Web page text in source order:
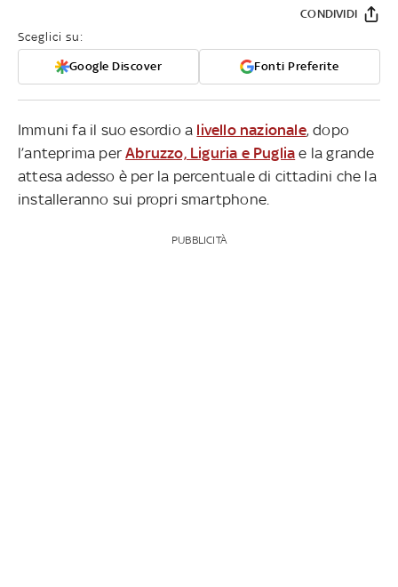
Sceglici su:
Google Discover Fonti Preferite
CONDIVIDI
Immuni fa il suo esordio a livello nazionale, dopo
l’anteprima perAbruzzo, Liguria e Puglia e la grande
attesa adesso è per la percentuale di cittadini che la
installeranno sui propri smartphone.
PUBBLICITÀ